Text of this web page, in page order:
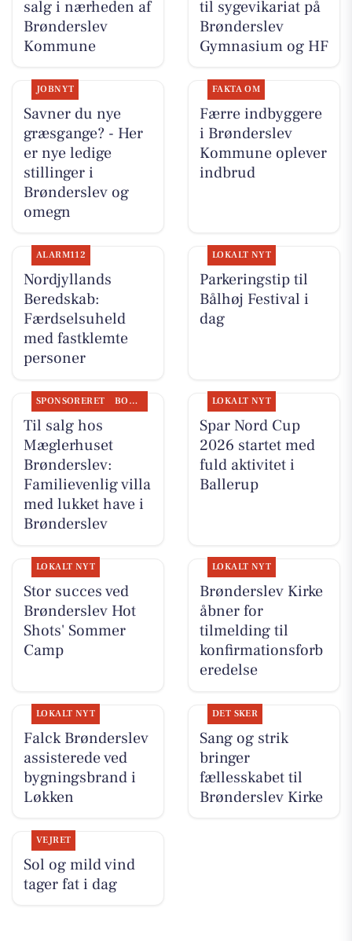
salg i nærheden af
Brønderslev
Kommune
til sygevikariat på
Brønderslev
Gymnasium og HF
JOBNYT
Savner du nye
græsgange? - Her
er nye ledige
stillinger i
Brønderslev og
omegn
FAKTA OM
Færre indbyggere
i Brønderslev
Kommune oplever
indbrud
ALARM112
Nordjyllands
Beredskab:
Færdselsuheld
med fastklemte
personer
LOKALT NYT
Parkeringstip til
Bålhøj Festival i
dag
SPONSORERET BOLIGMARKED
Til salg hos
Mæglerhuset
Brønderslev:
Familievenlig villa
med lukket have i
Brønderslev
LOKALT NYT
Spar Nord Cup
2026 startet med
fuld aktivitet i
Ballerup
LOKALT NYT
Stor succes ved
Brønderslev Hot
Shots' Sommer
Camp
LOKALT NYT
Brønderslev Kirke
åbner for
tilmelding til
konfirmationsforb
eredelse
LOKALT NYT
Falck Brønderslev
assisterede ved
bygningsbrand i
Løkken
DET SKER
Sang og strik
bringer
fællesskabet til
Brønderslev Kirke
VEJRET
Sol og mild vind
tager fat i dag